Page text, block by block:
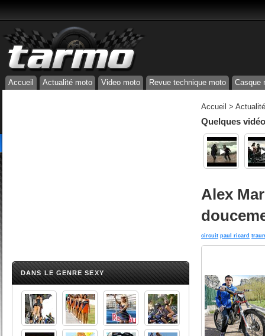
Accueil Actualité moto Video moto Revue technique moto Casque
DANS LE GENRE SEXY
Accueil >
Quelques
Alex
circuit paul ricard